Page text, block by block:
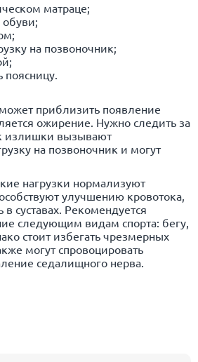
матраце;
на позвоночник;
поясницу.
приблизить появление
ожирение. Нужно следить за
излишки вызывают
на позвоночник и могут
нагрузки нормализуют
улучшению кровотока,
суставах. Рекомендуется
следующим видам спорта: бегу,
стоит избегать чрезмерных
могут спровоцировать
седалищного нерва.